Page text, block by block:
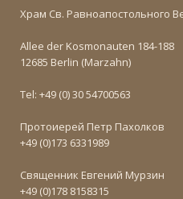
Храм Св. Равноапостольного
Allee der Kosmonauten 184-188
12685 Berlin (Marzahn)
Tel: +49 (0) 30 54700563
Протоиерей Петр Пахолков
+49 (0)173 6331989
Священник Евгений Мурзин
+49 (0)178 8158315